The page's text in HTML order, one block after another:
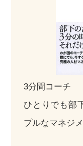
3分間コーチ
ひとりでも部
プルなマネジ